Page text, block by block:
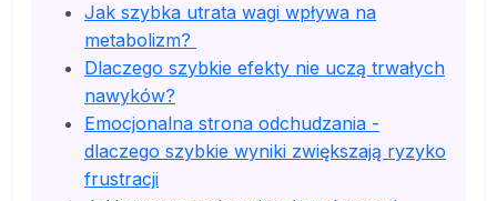
Jak szybka utrata wagi wpływa na
metabolizm?
Dlaczego szybkie efekty nie uczą trwałych
nawyków?
Emocjonalna strona odchudzania -
dlaczego szybkie wyniki zwiększają ryzyko
frustracji